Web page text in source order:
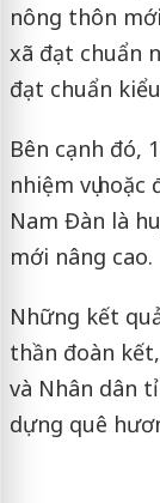
nông thôn
xã đạt chuẩn
đạt chuẩn
Bên cạnh đó,
nhiệm vụ
Nam Đàn là
mới nâng cao.
Những kết
thần đoàn
và Nhân dân
dựng quê